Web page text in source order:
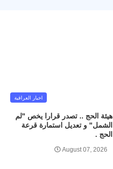
اخبار العراقية
هيئة الحج .. تصدر قرارا يخص "لم
الشمل" و تعديل استمارة قرعة
الحج .
August 07, 2026